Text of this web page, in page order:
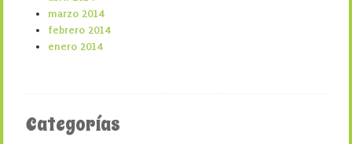
marzo 2014
febrero 2014
enero 2014
Categorías